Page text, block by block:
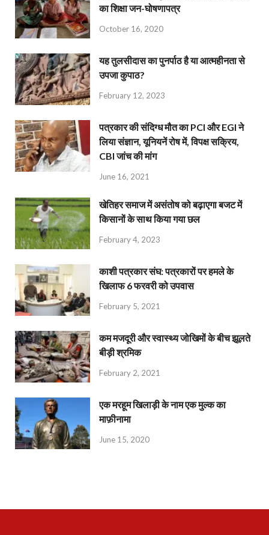
का शिक्षा जन-घोषणापत्र
October 16, 2020
यह तुलसीदास का पुनर्पाठ है या आत्महीनता से
उपजा कुपाठ?
February 12, 2023
पत्रकार की संदिग्ध मौत का PCI और EGI ने
लिया संज्ञान, यूनियनें रोष में, विपक्ष सक्रिय,
CBI जांच की मांग
June 16, 2021
खेतिहर समाज में असंतोष को बढ़ाएगा बजट में
किसानों के साथ किया गया छल
February 4, 2023
काशी पत्रकार संघ: पत्रकारों पर हमले के
खिलाफ 6 फरवरी को उपवास
February 5, 2021
कम मजदूरी और स्वास्थ्य जोखिमों के बीच झूलते
बीड़ी श्रमिक
February 2, 2021
एक मरहूम खिलाड़ी के नाम एक मुल्क का
माफ़ीनामा
June 15, 2020